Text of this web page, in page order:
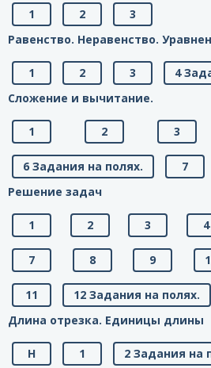
1 2
3
Равенство. Неравенство.
1 2 3
4
Сложение и вычитание.
1 2 3
6 Задания на полях. 7
Решение задач
1 2 3 4
7 8 9
11
12 Задания на полях.
Длина отрезка. Единицы длины
H 1 2 Задания на